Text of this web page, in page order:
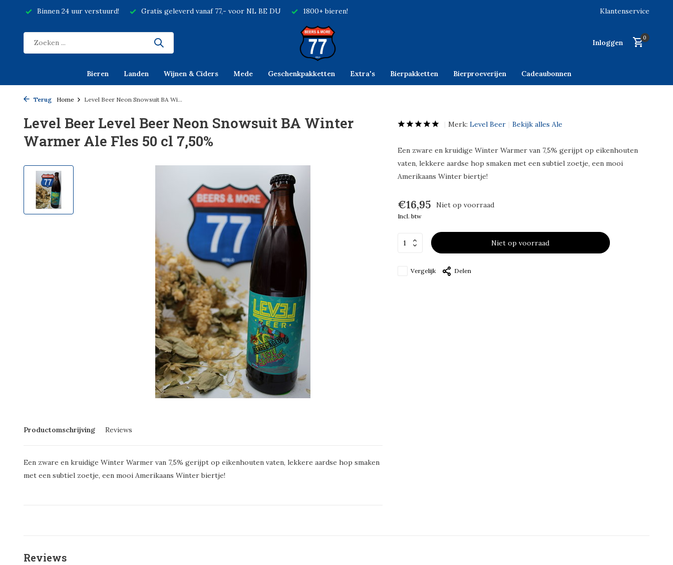
Binnen 24 uur verstuurd! Gratis geleverd vanaf 77,- voor NL BE DU 1800+ bieren! Klantenservice
Inloggen
0
Bieren Landen Wijnen & Ciders Mede Geschenkpakketten Extra's Bierpakketten Bierproeverijen Cadeaubonnen
Terug Home Level Beer Neon Snowsuit BA Wi...
Level Beer Level Beer Neon Snowsuit BA Winter
Warmer Ale Fles 50 cl 7,50%
Productomschrijving Reviews
Een zware en kruidige Winter Warmer van 7,5% gerijpt op eikenhouten vaten, lekkere aardse hop smaken
met een subtiel zoetje, een mooi Amerikaans Winter biertje!
Merk: Level Beer Bekijk alles Ale
Een zware en kruidige Winter Warmer van 7,5% gerijpt op eikenhouten
vaten, lekkere aardse hop smaken met een subtiel zoetje, een mooi
Amerikaans Winter biertje!
€16,95 Niet op voorraad
Incl. btw
Niet op voorraad
Vergelijk Delen
Reviews